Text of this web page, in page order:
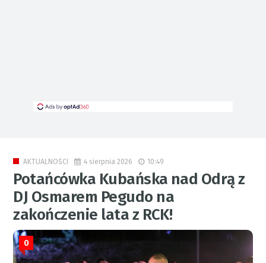
AKTUALNOŚCI 4 sierpnia 2026 10:49
Potańcówka Kubańska nad Odrą z
DJ Osmarem Pegudo na
zakończenie lata z RCK!
0